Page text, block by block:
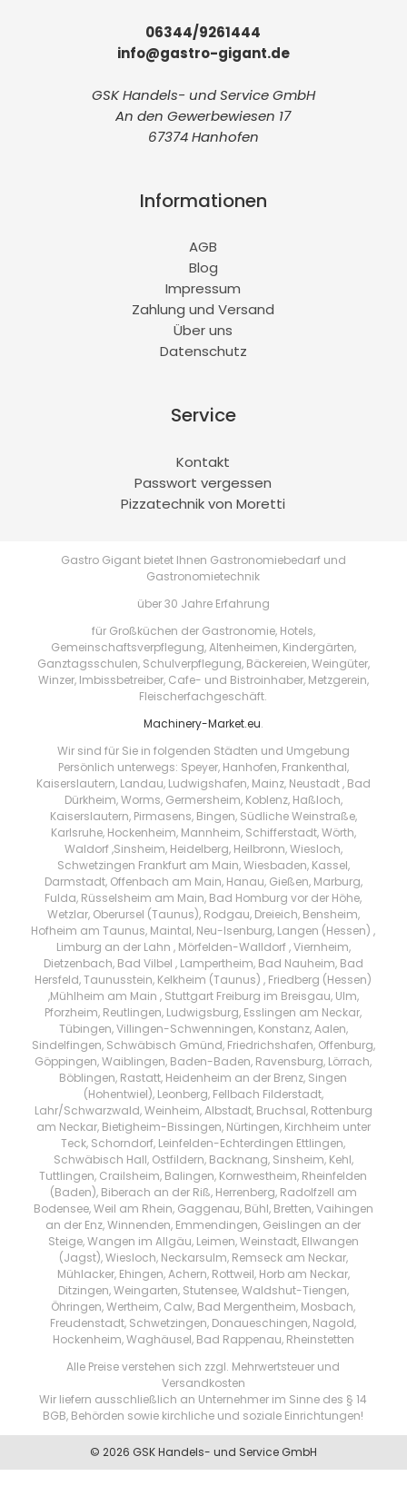
06344/9261444
info@gastro-gigant.de
GSK Handels- und Service GmbH
An den Gewerbewiesen 17
67374 Hanhofen
Informationen
AGB
Blog
Impressum
Zahlung und Versand
Über uns
Datenschutz
Service
Kontakt
Passwort vergessen
Pizzatechnik von Moretti
Gastro Gigant bietet Ihnen Gastronomiebedarf und
Gastronomietechnik
über 30 Jahre Erfahrung
für Großküchen der Gastronomie, Hotels,
Gemeinschaftsverpflegung, Altenheimen, Kindergärten,
Ganztagsschulen, Schulverpflegung, Bäckereien, Weingüter,
Winzer, Imbissbetreiber, Cafe- und Bistroinhaber, Metzgerein,
Fleischerfachgeschäft.
Machinery-Market.eu.
Wir sind für Sie in folgenden Städten und Umgebung
Persönlich unterwegs: Speyer, Hanhofen, Frankenthal,
Kaiserslautern, Landau, Ludwigshafen, Mainz, Neustadt , Bad
Dürkheim, Worms, Germersheim, Koblenz, Haßloch,
Kaiserslautern, Pirmasens, Bingen, Südliche Weinstraße,
Karlsruhe, Hockenheim, Mannheim, Schifferstadt, Wörth,
Waldorf ,Sinsheim, Heidelberg, Heilbronn, Wiesloch,
Schwetzingen Frankfurt am Main, Wiesbaden, Kassel,
Darmstadt, Offenbach am Main, Hanau, Gießen, Marburg,
Fulda, Rüsselsheim am Main, Bad Homburg vor der Höhe,
Wetzlar, Oberursel (Taunus), Rodgau, Dreieich, Bensheim,
Hofheim am Taunus, Maintal, Neu-Isenburg, Langen (Hessen) ,
Limburg an der Lahn , Mörfelden-Walldorf , Viernheim,
Dietzenbach, Bad Vilbel , Lampertheim, Bad Nauheim, Bad
Hersfeld, Taunusstein, Kelkheim (Taunus) , Friedberg (Hessen)
,Mühlheim am Main , Stuttgart Freiburg im Breisgau, Ulm,
Pforzheim, Reutlingen, Ludwigsburg, Esslingen am Neckar,
Tübingen, Villingen-Schwenningen, Konstanz, Aalen,
Sindelfingen, Schwäbisch Gmünd, Friedrichshafen, Offenburg,
Göppingen, Waiblingen, Baden-Baden, Ravensburg, Lörrach,
Böblingen, Rastatt, Heidenheim an der Brenz, Singen
(Hohentwiel), Leonberg, Fellbach Filderstadt,
Lahr/Schwarzwald, Weinheim, Albstadt, Bruchsal, Rottenburg
am Neckar, Bietigheim-Bissingen, Nürtingen, Kirchheim unter
Teck, Schorndorf, Leinfelden-Echterdingen Ettlingen,
Schwäbisch Hall, Ostfildern, Backnang, Sinsheim, Kehl,
Tuttlingen, Crailsheim, Balingen, Kornwestheim, Rheinfelden
(Baden), Biberach an der Riß, Herrenberg, Radolfzell am
Bodensee, Weil am Rhein, Gaggenau, Bühl, Bretten, Vaihingen
an der Enz, Winnenden, Emmendingen, Geislingen an der
Steige, Wangen im Allgäu, Leimen, Weinstadt, Ellwangen
(Jagst), Wiesloch, Neckarsulm, Remseck am Neckar,
Mühlacker, Ehingen, Achern, Rottweil, Horb am Neckar,
Ditzingen, Weingarten, Stutensee, Waldshut-Tiengen,
Öhringen, Wertheim, Calw, Bad Mergentheim, Mosbach,
Freudenstadt, Schwetzingen, Donaueschingen, Nagold,
Hockenheim, Waghäusel, Bad Rappenau, Rheinstetten
Alle Preise verstehen sich zzgl. Mehrwertsteuer und
Versandkosten
Wir liefern ausschließlich an Unternehmer im Sinne des § 14
BGB, Behörden sowie kirchliche und soziale Einrichtungen!
© 2026 GSK Handels- und Service GmbH